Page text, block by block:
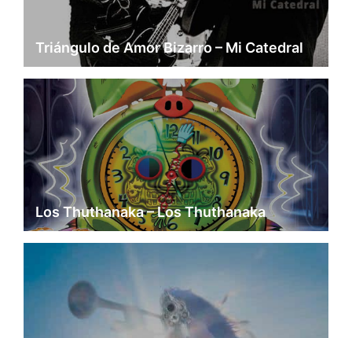
Triángulo de Amor Bizarro – Mi Catedral
Los Thuthanaka – Los Thuthanaka